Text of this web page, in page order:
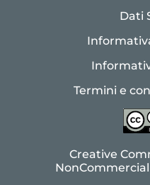
Dati
Termini e
Creative